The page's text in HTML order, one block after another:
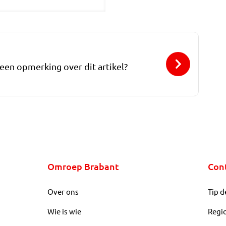
opmerking over dit artikel?
Omroep Brabant
Over ons
Wie is wie
Tip